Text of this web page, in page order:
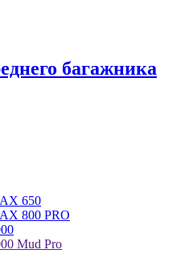
багажника
650
800 PRO
Mud Pro